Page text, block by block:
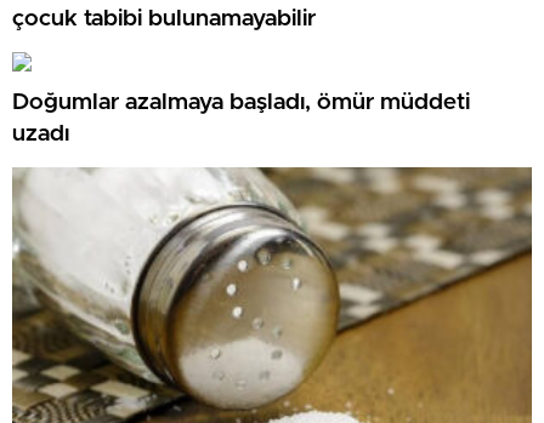
çocuk tabibi bulunamayabilir
Doğumlar azalmaya başladı, ömür müddeti
uzadı